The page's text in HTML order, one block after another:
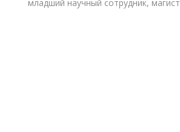
младший научный сотрудник,